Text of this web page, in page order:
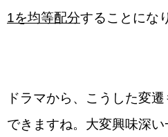
1を均等配分することにな
ドラマから、こうした変
できますね。大変興味深い